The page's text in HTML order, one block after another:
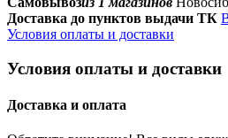
Доставка до пунктов выдачи ТК
Условия оплаты и доставки
Условия оплаты и доставки
Доставка и оплата